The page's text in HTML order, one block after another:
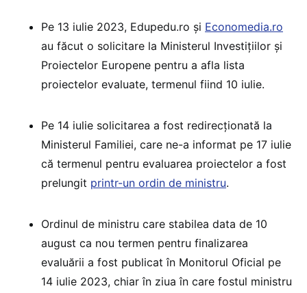
Pe 13 iulie 2023, Edupedu.ro și Economedia.ro
au făcut o solicitare la Ministerul Investițiilor și
Proiectelor Europene pentru a afla lista
proiectelor evaluate, termenul fiind 10 iulie.
Pe 14 iulie solicitarea a fost redirecționată la
Ministerul Familiei, care ne-a informat pe 17 iulie
că termenul pentru evaluarea proiectelor a fost
prelungit printr-un ordin de ministru.
Ordinul de ministru care stabilea data de 10
august ca nou termen pentru finalizarea
evaluării a fost publicat în Monitorul Oficial pe
14 iulie 2023, chiar în ziua în care fostul ministru